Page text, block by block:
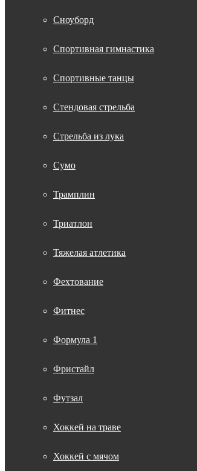
Сноуборд
Спортивная гимнастика
Спортивные танцы
Стендовая стрельба
Стрельба из лука
Сумо
Трамплин
Триатлон
Тяжелая атлетика
Фехтование
Фитнес
Формула 1
Фристайл
Футзал
Хоккей на траве
Хоккей с мячом